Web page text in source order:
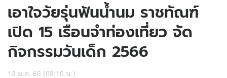
เอาใจวัยรุ่นฟันน้ำนม ราชทัณฑ์
เปิด 15 เรือนจำท่องเที่ยว จัด
กิจกรรมวันเด็ก 2566
13 ม.ค. 66 (09:10 น.)